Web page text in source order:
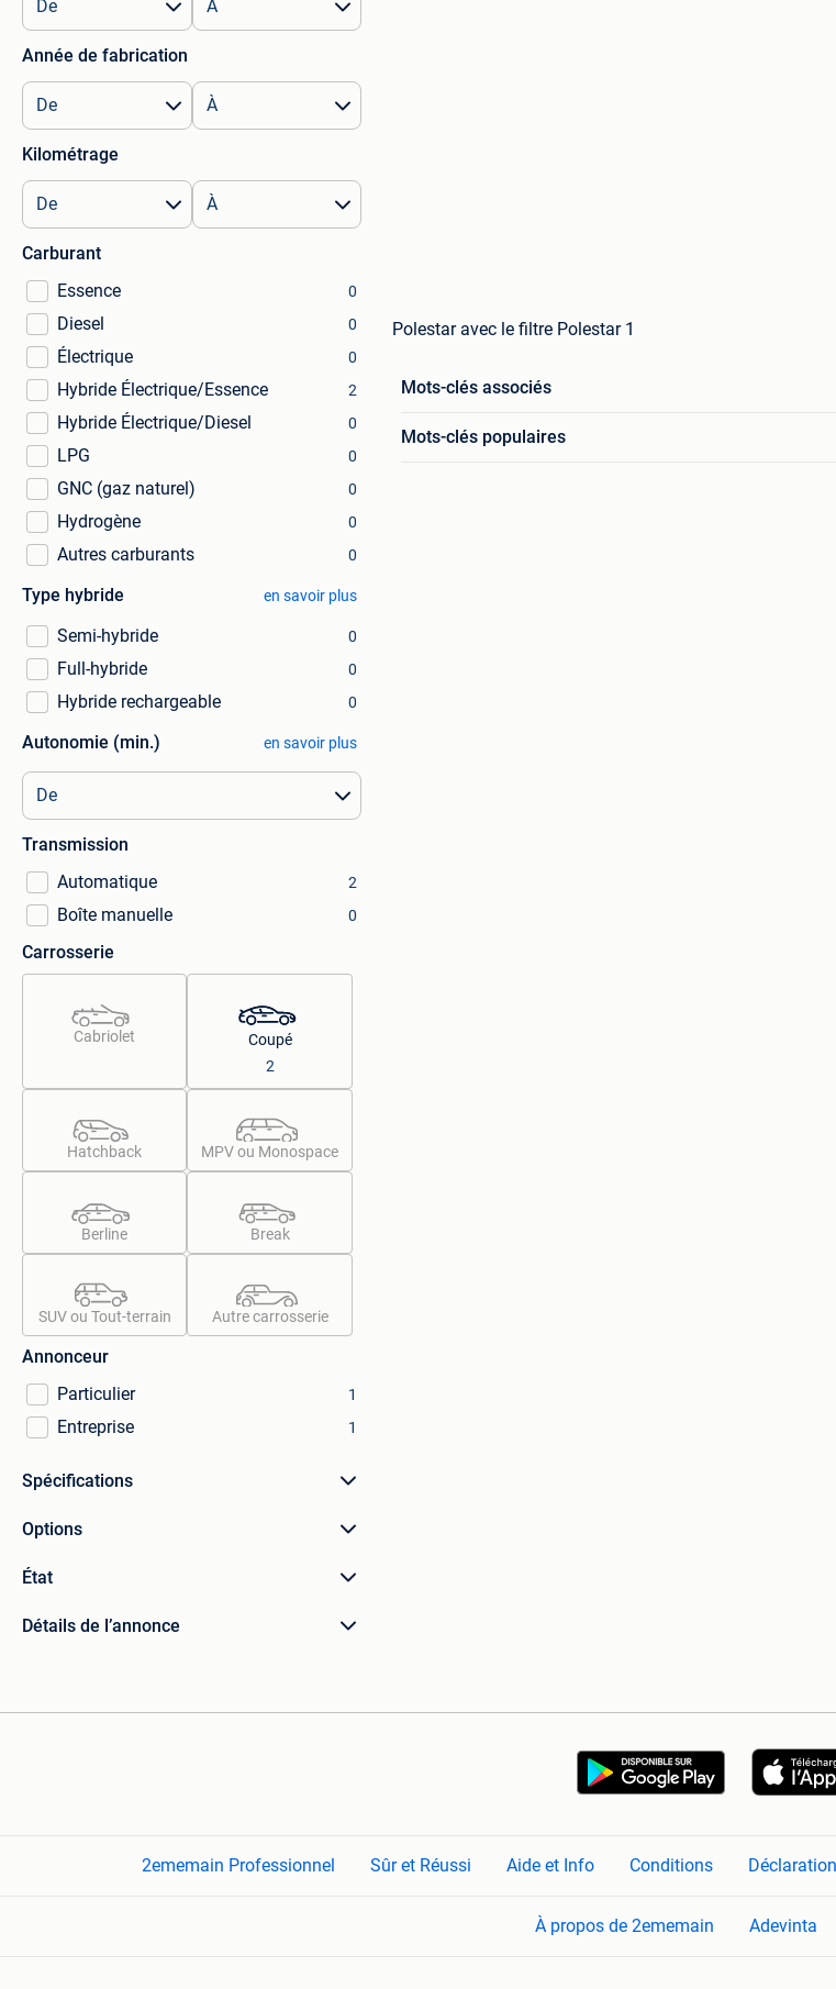
Année de fabrication
Kilométrage
Carburant
Essence
0
Diesel 0
Électrique 0
Hybride Électrique/Essence 2
Hybride Électrique/Diesel 0
LPG 0
GNC (gaz naturel) 0
Hydrogène 0
Autres carburants 0
Type hybride en savoir plus
Semi-hybride 0
Full-hybride 0
Hybride rechargeable 0
Autonomie (min.) en savoir plus
Transmission
Automatique
2
Boîte manuelle 0
Carrosserie
Cabriolet
Coupé
2
Hatchback MPV ou Monospace
Berline Break
SUV ou Tout-terrain Autre carrosserie
Annonceur
Particulier
1
Entreprise 1
Spécifications
Options
État
Détails de l’annonce
Polestar avec le filtre Polestar 1
Mots-clés associés
Mots-clés populaires
2ememain Professionnel Sûr et Réussi Aide et Info Conditions
À propos de 2ememain Adevinta